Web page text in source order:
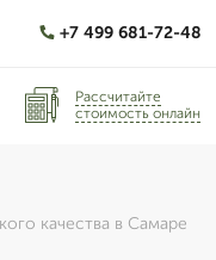
+7 499 681-72-48
Рассчитайте
стоимость онлайн
качества в Самаре